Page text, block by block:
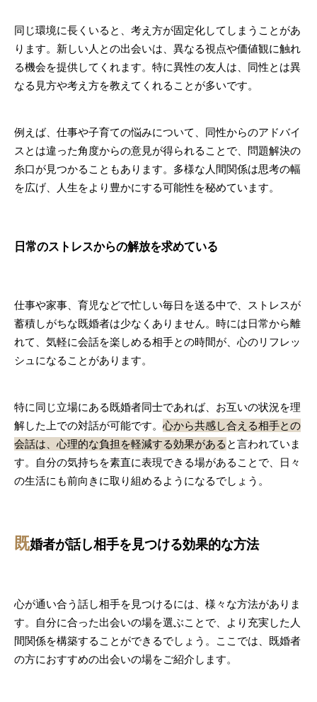
同じ環境に長くいると、考え方が固定化してしまうことがあ
ります。新しい人との出会いは、異なる視点や価値観に触れ
る機会を提供してくれます。特に異性の友人は、同性とは異
なる見方や考え方を教えてくれることが多いです。
例えば、仕事や子育ての悩みについて、同性からのアドバイ
スとは違った角度からの意見が得られることで、問題解決の
糸口が見つかることもあります。多様な人間関係は思考の幅
を広げ、人生をより豊かにする可能性を秘めています。
日常のストレスからの解放を求めている
仕事や家事、育児などで忙しい毎日を送る中で、ストレスが
蓄積しがちな既婚者は少なくありません。時には日常から離
れて、気軽に会話を楽しめる相手との時間が、心のリフレッ
シュになることがあります。
特に同じ立場にある既婚者同士であれば、お互いの状況を理
解した上での対話が可能です。 心から共感し合える相手との
会話は、心理的な負担を軽減する効果がある と言われていま
す。自分の気持ちを素直に表現できる場があることで、日々
の生活にも前向きに取り組めるようになるでしょう。
既婚者が話し相手を見つける効果的な方法
心が通い合う話し相手を見つけるには、様々な方法がありま
す。自分に合った出会いの場を選ぶことで、より充実した人
間関係を構築することができるでしょう。ここでは、既婚者
の方におすすめの出会いの場をご紹介します。